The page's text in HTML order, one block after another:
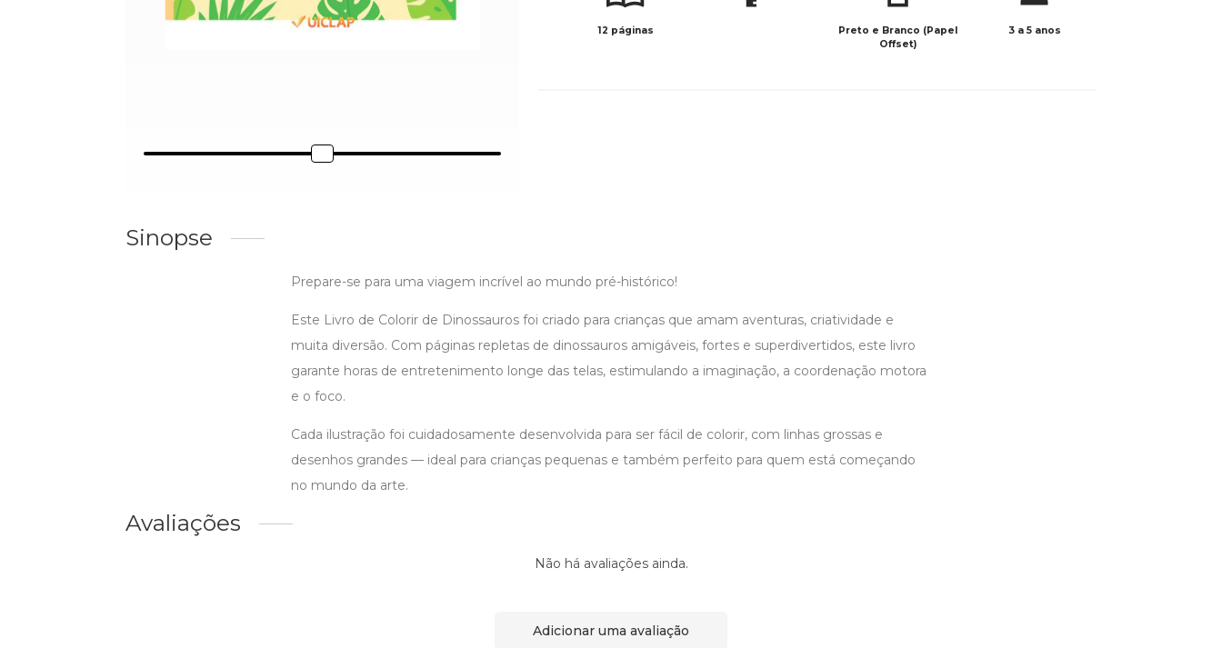
12 páginas
Preto e Branco (Papel
Offset)
3 a 5 anos
Sinopse
Prepare-se para uma viagem incrível ao mundo pré-histórico!
Este Livro de Colorir de Dinossauros foi criado para crianças que amam aventuras, criatividade e
muita diversão. Com páginas repletas de dinossauros amigáveis, fortes e superdivertidos, este livro
garante horas de entretenimento longe das telas, estimulando a imaginação, a coordenação motora
e o foco.
Cada ilustração foi cuidadosamente desenvolvida para ser fácil de colorir, com linhas grossas e
desenhos grandes — ideal para crianças pequenas e também perfeito para quem está começando
no mundo da arte.
Avaliações
Não há avaliações ainda.
Adicionar uma avaliação